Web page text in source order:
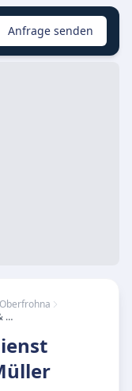
Anfrage senden
Ambulanter Pflegedienst Kändler Benedix & Müller